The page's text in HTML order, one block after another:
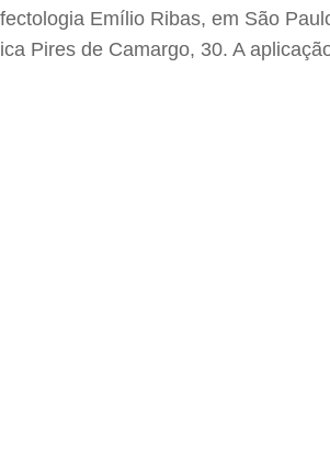
Emílio Ribas, em São
Pires de Camargo, 30. A